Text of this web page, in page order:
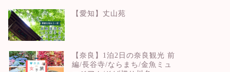
【愛知】丈山苑
【奈良】1泊2日の奈良観光 前
編/長谷寺/ならまち/金魚ミュ